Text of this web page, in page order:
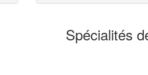
Spécialités